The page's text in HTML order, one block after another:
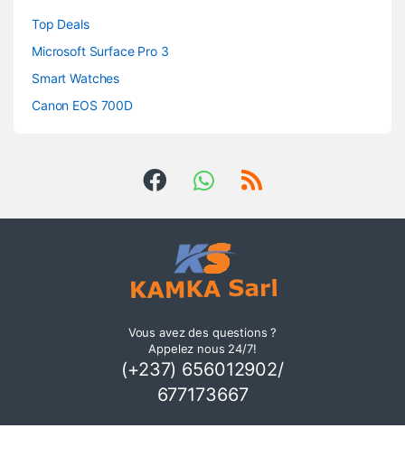
Top Deals
Microsoft Surface Pro 3
Smart Watches
Canon EOS 700D
Vous avez des questions ?
Appelez nous 24/7!
(+237) 656012902/
677173667